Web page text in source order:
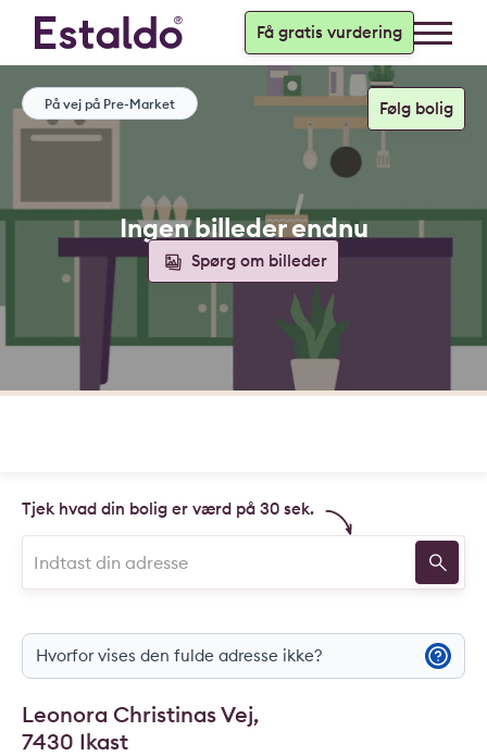
Få gratis vurdering
Ingen billeder endnu
Spørg om billeder
På vej på Pre-Market
Tjek hvad din bolig er værd på 30 sek.
Hvorfor vises den fulde adresse ikke?
Leonora Christinas Vej,
7430 Ikast